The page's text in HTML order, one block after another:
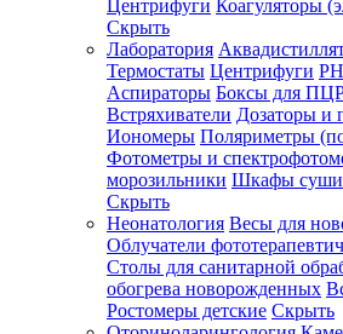
Центрифуги Коагуляторы
Скрыть
Лаборатория
Термостаты Центрифуги
Аспираторы Боксы для
Встряхиватели Дозаторы и
Иономеры Поляриметры
Фотометры и
морозильники Шкафы
Скрыть
Неонатология Весы для
Облучатели
Столы для санитарной
обогрева новорожденных
Ростомеры детские Скрыть